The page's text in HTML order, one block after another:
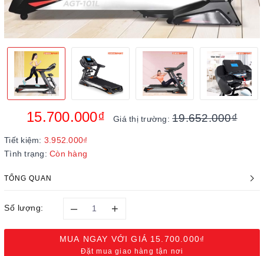
15.700.000₫ Giá thị trường:19.652.000₫
Tiết kiệm: 3.952.000₫
Tình trạng: Còn hàng
TỔNG QUAN
Số lượng: – +
MUA NGAY VỚI GIÁ 15.700.000₫
Đặt mua giao hàng tận nơi